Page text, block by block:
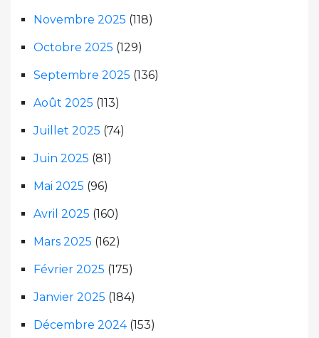
Novembre 2025 (118)
Octobre 2025 (129)
Septembre 2025 (136)
Août 2025 (113)
Juillet 2025 (74)
Juin 2025 (81)
Mai 2025 (96)
Avril 2025 (160)
Mars 2025 (162)
Février 2025 (175)
Janvier 2025 (184)
Décembre 2024(153)